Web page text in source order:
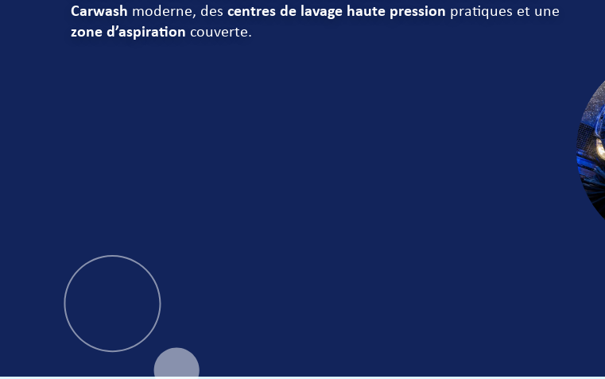
Carwash moderne, des centres de lavage haute pression pratiques et une
zone d’aspiration couverte.